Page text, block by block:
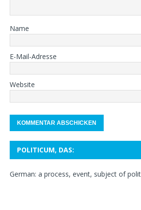
Name
E-Mail-Adresse
Website
POLITICUM, DAS:
German: a process, event, subject of